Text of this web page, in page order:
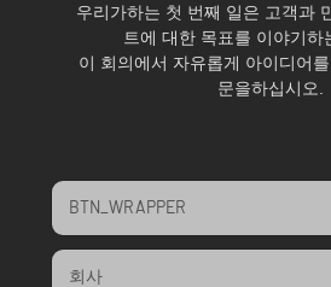
우리가하는 첫 번째 일은 고객과
트에 대한 목표를 이야기하
이 회의에서 자유롭게 아이디어
문을하십시오.
BTN_WRAPPER
회사